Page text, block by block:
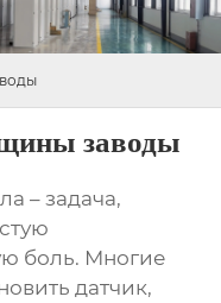
заводы
– задача,
боль. Многие
датчик,